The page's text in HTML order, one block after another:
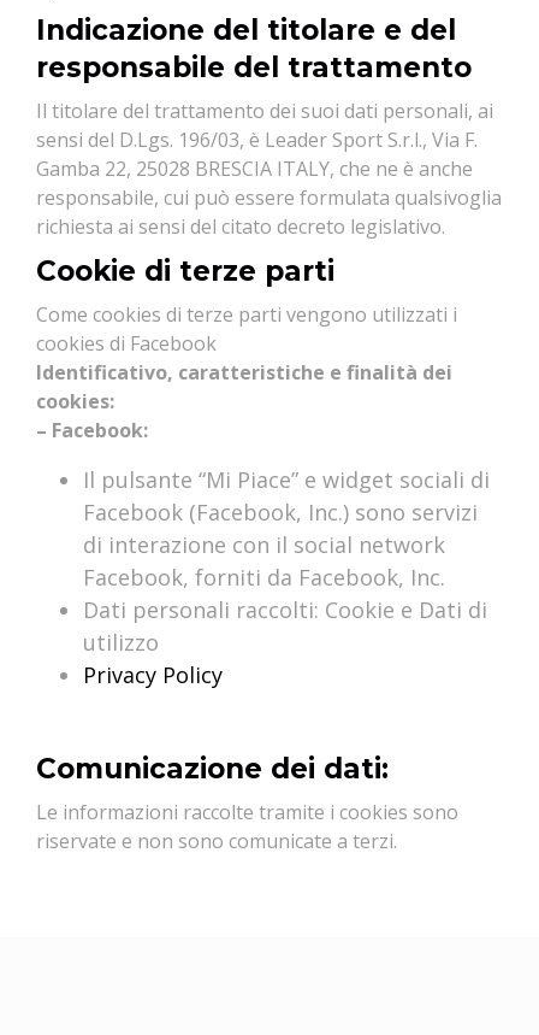
Indicazione del titolare e del
responsabile del trattamento
Il titolare del trattamento dei suoi dati personali, ai
sensi del D.Lgs. 196/03, è Leader Sport S.r.l., Via F.
Gamba 22, 25028 BRESCIA ITALY, che ne è anche
responsabile, cui può essere formulata qualsivoglia
richiesta ai sensi del citato decreto legislativo.
Cookie di terze parti
Come cookies di terze parti vengono utilizzati i
cookies di Facebook
Identificativo, caratteristiche e finalità dei
cookies:
– Facebook:
Il pulsante “Mi Piace” e widget sociali di
Facebook (Facebook, Inc.) sono servizi
di interazione con il social network
Facebook, forniti da Facebook, Inc.
Dati personali raccolti: Cookie e Dati di
utilizzo
Privacy Policy
Comunicazione dei dati:
Le informazioni raccolte tramite i cookies sono
riservate e non sono comunicate a terzi.